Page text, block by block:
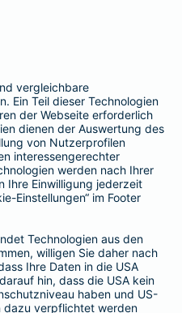
BarmeniaGothaer
SEITEN
ändern
melden